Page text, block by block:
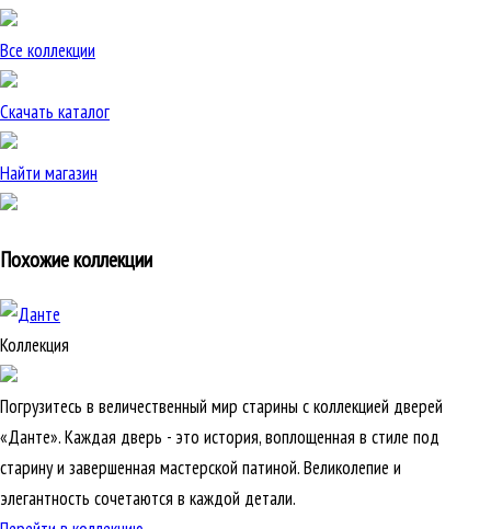
Все коллекции
Скачать каталог
Найти магазин
Похожие коллекции
Коллекция
Погрузитесь в величественный мир старины с коллекцией дверей
«Данте». Каждая дверь - это история, воплощенная в стиле под
старину и завершенная мастерской патиной. Великолепие и
элегантность сочетаются в каждой детали.